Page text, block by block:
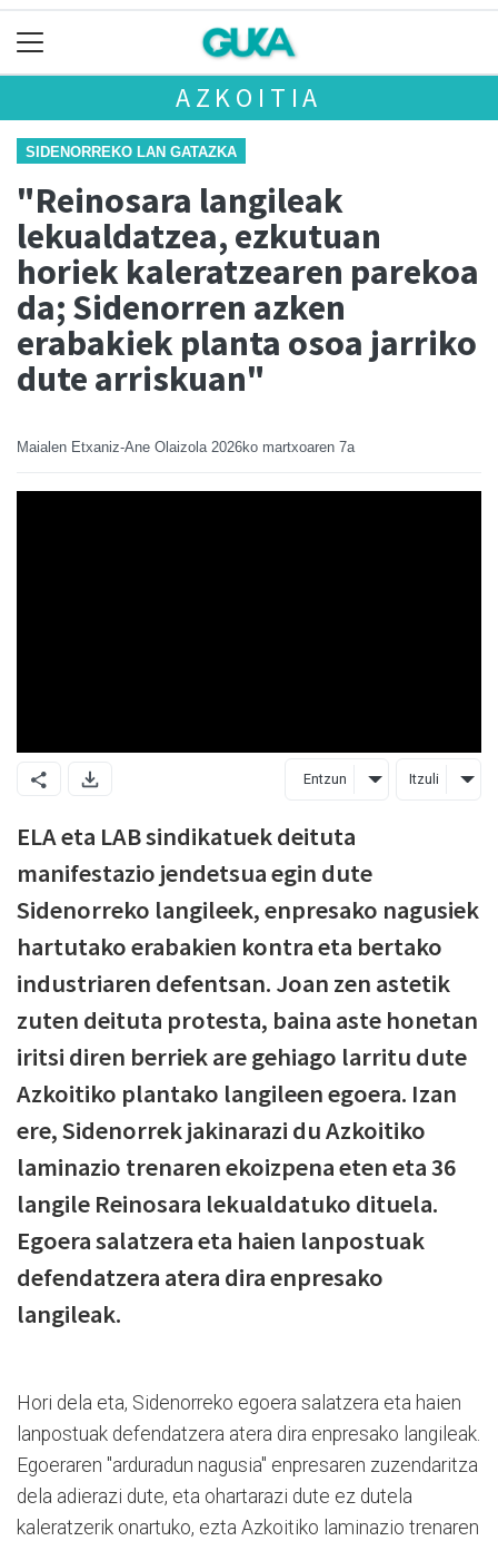
AZKOITIA
SIDENORREKO LAN GATAZKA
"Reinosara langileak
lekualdatzea, ezkutuan
horiek kaleratzearen parekoa
da; Sidenorren azken
erabakiek planta osoa jarriko
dute arriskuan"
Maialen Etxaniz-Ane Olaizola 2026ko martxoaren 7a
Entzun Itzuli
ELA eta LAB sindikatuek deituta
manifestazio jendetsua egin dute
Sidenorreko langileek, enpresako nagusiek
hartutako erabakien kontra eta bertako
industriaren defentsan. Joan zen astetik
zuten deituta protesta, baina aste honetan
iritsi diren berriek are gehiago larritu dute
Azkoitiko plantako langileen egoera. Izan
ere, Sidenorrek jakinarazi du Azkoitiko
laminazio trenaren ekoizpena eten eta 36
langile Reinosara lekualdatuko dituela.
Egoera salatzera eta haien lanpostuak
defendatzera atera dira enpresako
langileak.
Hori dela eta, Sidenorreko egoera salatzera eta haien
lanpostuak defendatzera atera dira enpresako langileak.
Egoeraren "arduradun nagusia" enpresaren zuzendaritza
dela adierazi dute, eta ohartarazi dute ez dutela
kaleratzerik onartuko, ezta Azkoitiko laminazio trenaren